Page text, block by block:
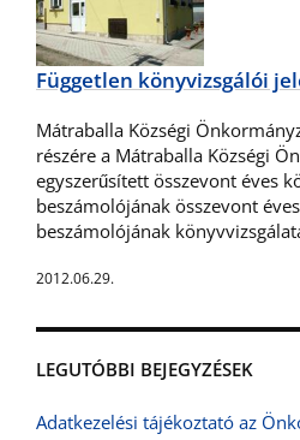
LEGUTÓBBI BEJEGYZÉSEK
Adatkezelési tájékoztató az
Független könyvizsgálói
Mátraballa Községi
részére a Mátraballa Községi
egyszerűsített összevont éves
beszámolójának összevont
beszámolójának
2012.06.29.